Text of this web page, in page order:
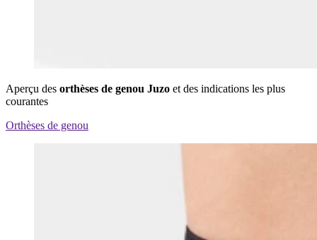
Aperçu des orthèses de genou Juzo et des indications les plus
courantes
Orthèses de genou